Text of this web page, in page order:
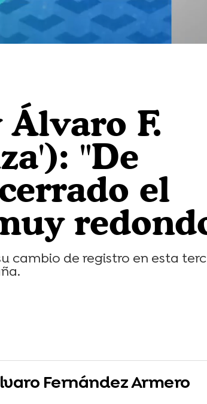
F.
"De
el
cambio de registro en esta
Fernández Armero